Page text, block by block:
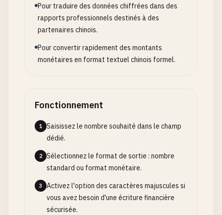
Pour traduire des données chiffrées dans des
rapports professionnels destinés à des
partenaires chinois.
Pour convertir rapidement des montants
monétaires en format textuel chinois formel.
Fonctionnement
1
Saisissez le nombre souhaité dans le champ
dédié.
2
Sélectionnez le format de sortie : nombre
standard ou format monétaire.
3
Activez l'option des caractères majuscules si
vous avez besoin d'une écriture financière
sécurisée.